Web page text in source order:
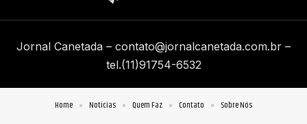
Jornal Canetada – contato@jornalcanetada.com.br –
tel.(11)91754-6532
Home Notícias Quem Faz Contato Sobre Nós